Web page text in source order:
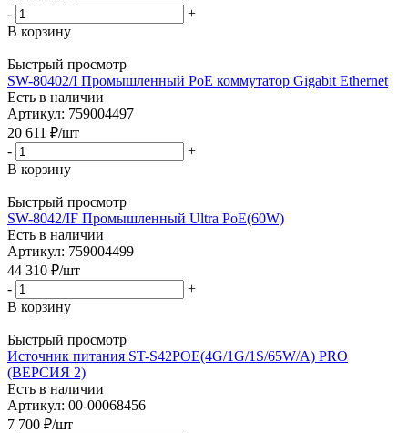
-
+
В корзину
Быстрый просмотр
SW-80402/I Промышленный PoE коммутатор Gigabit Ethernet
Есть в наличии
Артикул: 759004497
20 611 ₽/шт
-
+
В корзину
Быстрый просмотр
SW-8042/IF Промышленный Ultra PoE(60W)
Есть в наличии
Артикул: 759004499
44 310 ₽/шт
-
+
В корзину
Быстрый просмотр
Источник питания ST-S42POE(4G/1G/1S/65W/А) PRO
(ВЕРСИЯ 2)
Есть в наличии
Артикул: 00-00068456
7 700 ₽/шт